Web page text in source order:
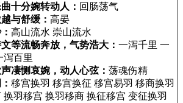
十分婉转动人： 回肠荡气
与舒缓： 高晏
高山流水 崇山流水
等流畅奔放，气势浩大： 一泻千里 一
泻百里
凄恻哀婉，动人心弦： 荡魂伤精
移宫换羽 移宫换征 移宫易羽 移商换羽
换羽移宫 换羽移商 换征移宫 变征换羽